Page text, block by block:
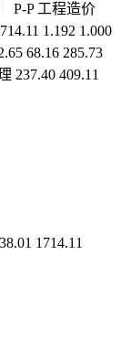
P-P 工程造价
1.192 1.000
68.16 285.73
237.40 409.11
1714.11